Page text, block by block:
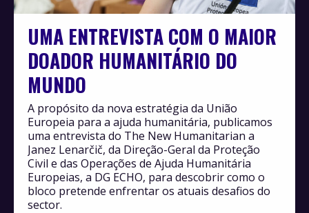
UMA ENTREVISTA COM O MAIOR
DOADOR HUMANITÁRIO DO
MUNDO
A propósito da nova estratégia da União
Europeia para a ajuda humanitária, publicamos
uma entrevista do The New Humanitarian a
Janez Lenarčič, da Direção-Geral da Proteção
Civil e das Operações de Ajuda Humanitária
Europeias, a DG ECHO, para descobrir como o
bloco pretende enfrentar os atuais desafios do
sector.